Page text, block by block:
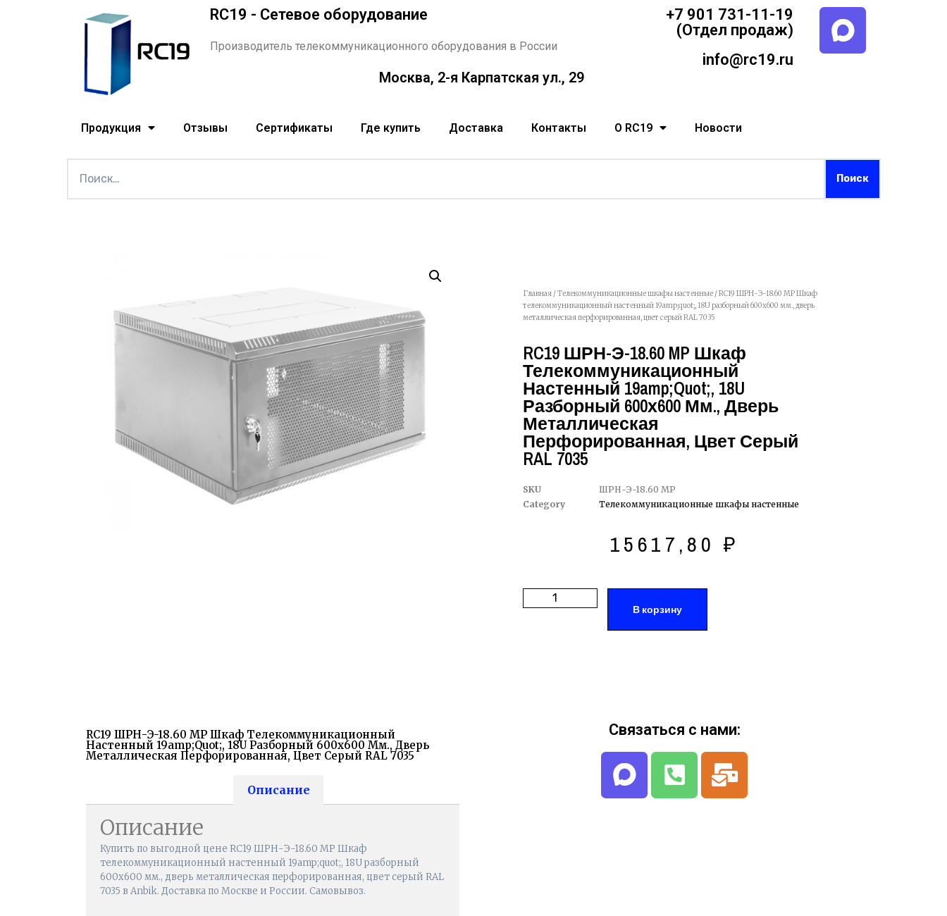
RC19 - Сетевое оборудование
Производитель телекоммуникационного оборудования в России
Москва, 2-я Карпатская ул., 29
+7 901 731-11-19
(Отдел продаж)
info@rc19.ru
Продукция Отзывы Сертификаты Где купить Доставка Контакты О RC19 Новости
Главная /Телекоммуникационные шкафы настенные / RC19 ШРН-Э-18.60 MP Шкаф
телекоммуникационный настенный 19amp;quot;, 18U разборный 600х600 мм., дверь
металлическая перфорированная, цвет серый RAL 7035
RC19 ШРН-Э-18.60 MP Шкаф
Телекоммуникационный
Настенный 19amp;quot;, 18U
Разборный 600х600 Мм., Дверь
Металлическая
Перфорированная, Цвет Серый
RAL 7035
SKU
ШРН-Э-18.60 MP
Category
Телекоммуникационные шкафы настенные
15617,80 ₽
В корзину
RC19 ШРН-Э-18.60 MP Шкаф Телекоммуникационный
Настенный 19amp;quot;, 18U Разборный 600х600 Мм., Дверь
Металлическая Перфорированная, Цвет Серый RAL 7035
Описание
Описание
Купить по выгодной цене RC19 ШРН-Э-18.60 MP Шкаф
телекоммуникационный настенный 19amp;quot;, 18U разборный
600х600 мм., дверь металлическая перфорированная, цвет серый RAL
7035 в Anbik. Доставка по Москве и России. Самовывоз.
Связаться с нами: